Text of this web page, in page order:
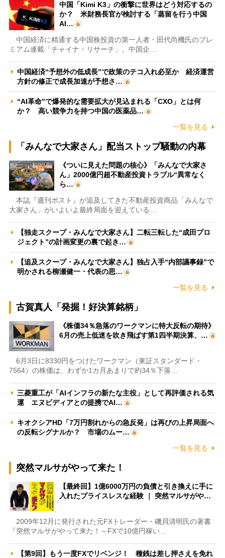
中国「Kimi K3」の衝撃に世界はどう対応するの
か？ 米財務長官が検討する「蒸留を行う中国
AI…
中国経済に精通する中国株投資の第一人者・田代尚機氏のプレ
ミアム連載「チャイナ・リサーチ」。中国企…
中国経済“予想外の低成長”で政策のテコ入れ必至か 経済運営
方針の修正で成長加速が予想さ…
“AI革命”で爆発的な需要拡大が見込まれる「CXO」とは何
か？ 高い競争力を持つ中国の医薬品…
一覧を見る
「みんなで大家さん」配当ストップ騒動の内幕
《ついに見えた問題の核心》「みんなで大家さ
ん」2000億円超不動産投資トラブル“異常なく
ら…
本誌『週刊ポスト』が追及してきた不動産投資商品「みんなで
大家さん」がいよいよ最終局面を迎えている…
【独走スクープ・みんなで大家さん】二転三転した“成田プロ
ジェクト”の計画変更の裏で起き…
【追及スクープ・みんなで大家さん】独占入手“内部議事録”で
明かされる柳瀬健一・代表の思…
一覧を見る
古賀真人「発掘！好決算銘柄」
《株価34％急落のワークマンに特大反転の期待》
6月の売上低迷を吹き飛ばす第1四半期決算、…
6月3日に8330円をつけたワークマン（東証スタンダード・
7564）の株価は、わずか1カ月あまりで約34％下落…
三菱重工が「AIインフラの新たな主役」として再評価される気
運 エヌビディアとの提携でAI…
キオクシアHD「7万円割れからの急反発」は再びの上昇局面へ
の反転シグナルか？ 市場のムー…
一覧を見る
突然マルサがやって来た！
【最終回】1億6000万円の負債と引き換えに手に
入れたプライスレスな経験 ｜ 突然マルサがや…
2009年12月に発行された元FXトレーダー・磯貝清明氏の著書
『突然マルサがやって来た！～FXで10億円稼い…
【第9回】もう一度FXでリベンジ！ 種銭は差し押さえを免れ